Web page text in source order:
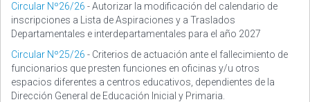
Circular Nº26/26 - Autorizar la modificación del calendario de
inscripciones a Lista de Aspiraciones y a Traslados
Departamentales e interdepartamentales para el año 2027
Circular Nº25/26 - Criterios de actuación ante el fallecimiento de
funcionarios que presten funciones en oficinas y/u otros
espacios diferentes a centros educativos, dependientes de la
Dirección General de Educación Inicial y Primaria.